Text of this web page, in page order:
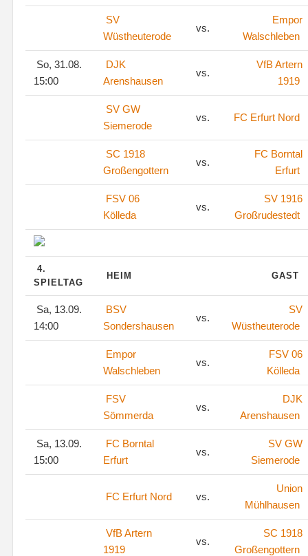
SV
Wüstheuterode
vs.
Empor
Walschleben
So, 31.08.
15:00
DJK
Arenshausen
vs.
VfB Artern
1919
SV GW
Siemerode
vs. FC Erfurt Nord
SC 1918
Großengottern
vs.
FC Borntal
Erfurt
FSV 06
Kölleda
vs.
SV 1916
Großrudestedt
4.
SPIELTAG
HEIM GAST
Sa, 13.09.
14:00
BSV
Sondershausen
vs.
SV
Wüstheuterode
Empor
Walschleben
vs.
FSV 06
Kölleda
FSV
Sömmerda
vs.
DJK
Arenshausen
Sa, 13.09.
15:00
FC Borntal
Erfurt
vs.
SV GW
Siemerode
FC Erfurt Nord vs.
Union
Mühlhausen
VfB Artern
1919
vs.
SC 1918
Großengottern